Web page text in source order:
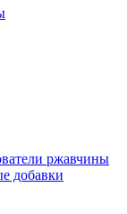
ржавчины
добавки